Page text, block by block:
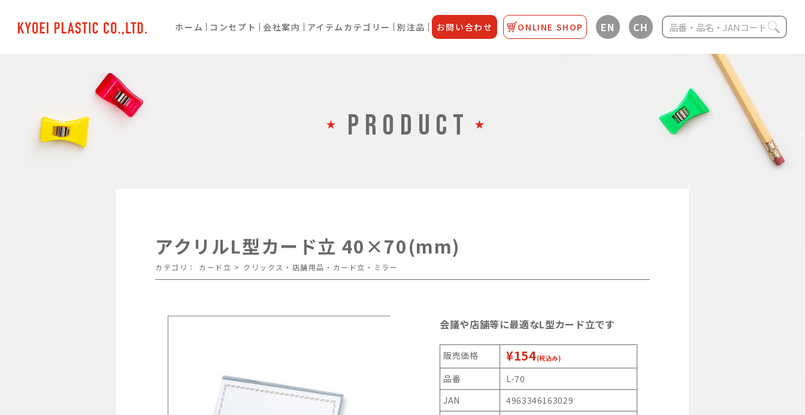
ホーム コンセプト 会社案内 アイテムカテゴリー 別注品 お問い合わせ ONLINE SHOP EN CH
PRODUCT
アクリルL型カード立 40×70(mm)
カテゴリ： カード立 > クリックス・店舗用品・カード立・ミラー
会議や店舗等に最適なL型カード立です
販売価格 ¥154(税込み)
品番
L-70
JAN
4963346163029